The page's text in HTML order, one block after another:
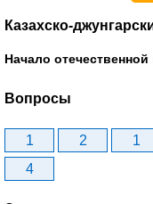
Казахско-
Начало
Вопросы
1 2 1
4